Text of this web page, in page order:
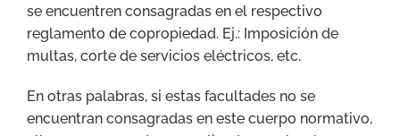
se encuentren consagradas en el respectivo
reglamento de copropiedad. Ej.: Imposición de
multas, corte de servicios eléctricos, etc.
En otras palabras, si estas facultades no se
encuentran consagradas en este cuerpo normativo,